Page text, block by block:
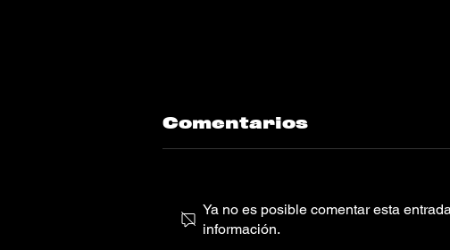
Comentarios
Ya no es posible comentar esta
información.